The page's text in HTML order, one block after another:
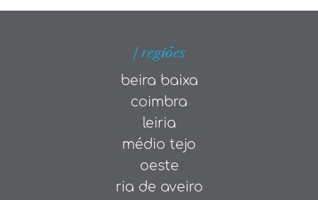
| regiões
beira baixa
coimbra
leiria
médio tejo
oeste
ria de aveiro